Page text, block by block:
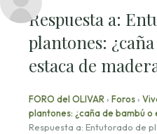
Respuesta a:
plantones:
estaca de
FORO del OLIVAR › Foros ›
plantones: ¿caña de bambú
Respuesta a: Entutorado de